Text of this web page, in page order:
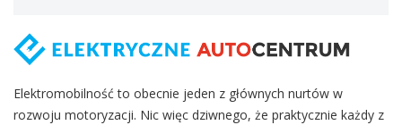
Elektromobilność to obecnie jeden z głównych nurtów w
rozwoju motoryzacji. Nic więc dziwnego, że praktycznie każdy z